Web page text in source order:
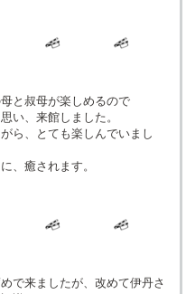
と叔母が楽しめるので
い、来館しました。
ら、とても楽しんでいまし
、癒されます。
で来ましたが、改めて伊丹さ